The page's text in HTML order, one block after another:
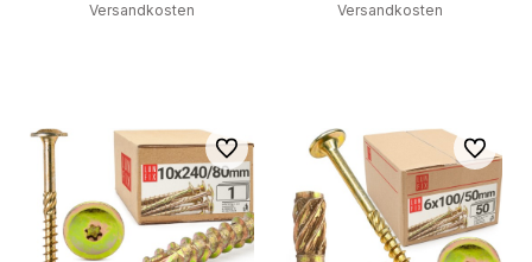
Versandkosten
Versandkosten
Zu Favoriten Zu